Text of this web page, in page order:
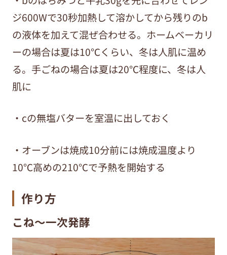
ジ600Wで30秒加熱して溶かしてから残りのb
の液体を加えて混ぜ合わせる。ホームベーカリ
ーの場合は夏は10℃くらい、冬は人肌に温め
る。手ごねの場合は夏は20℃程度に、冬は人
肌に
・cの無塩バターを室温に出しておく
・オーブンは焼成10分前には焼成温度より
10℃高めの210℃で予熱を開始する
作り方
こね～一次発酵